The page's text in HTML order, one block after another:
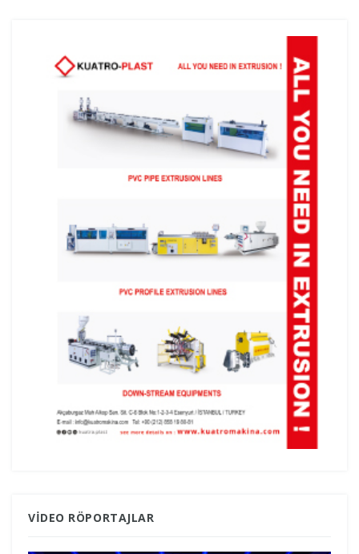
VIDEO RÖPORTAJLAR